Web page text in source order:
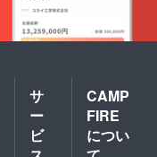
援時、
希望さ
れる配
送先の
住所を
ご記入
くださ
サ
ー
ビ
CAMP
FIRE
につい